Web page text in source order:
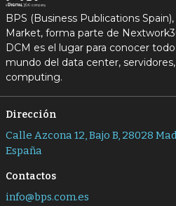
BPS (Business Publications
Market, forma parte de
DCM es el lugar para conocer
mundo del data center,
computing.
Dirección
Calle Azcona 12, Bajo B, 28028
España
Contactos
info@bps.com.es